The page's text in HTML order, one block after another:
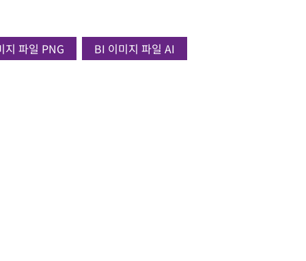
지 파일 PNG BI 이미지 파일 AI